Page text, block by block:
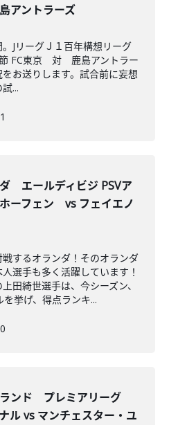
アントラーズ
JリーグＪ１百年構想リーグ
FC東京 対 鹿島アントラー
お送りします。試合前に妄想
...
エールディビジ PSVア
ーフェン vs フェイエノ
するオランダ！そのオランダ
選手も多く活躍しています！
田綺世選手は、今シーズン、
挙げ、得点ランキ...
ンド プレミアリーグ
ル vs マンチェスター・ユ